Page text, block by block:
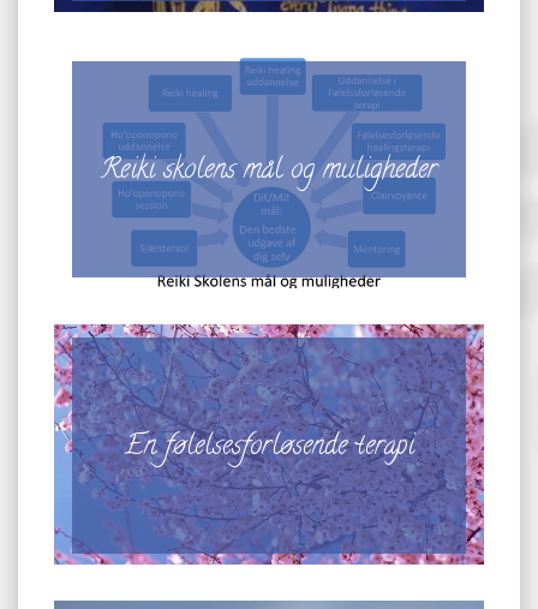
Reiki skolens mål og muligheder
En følelsesforløsende terapi